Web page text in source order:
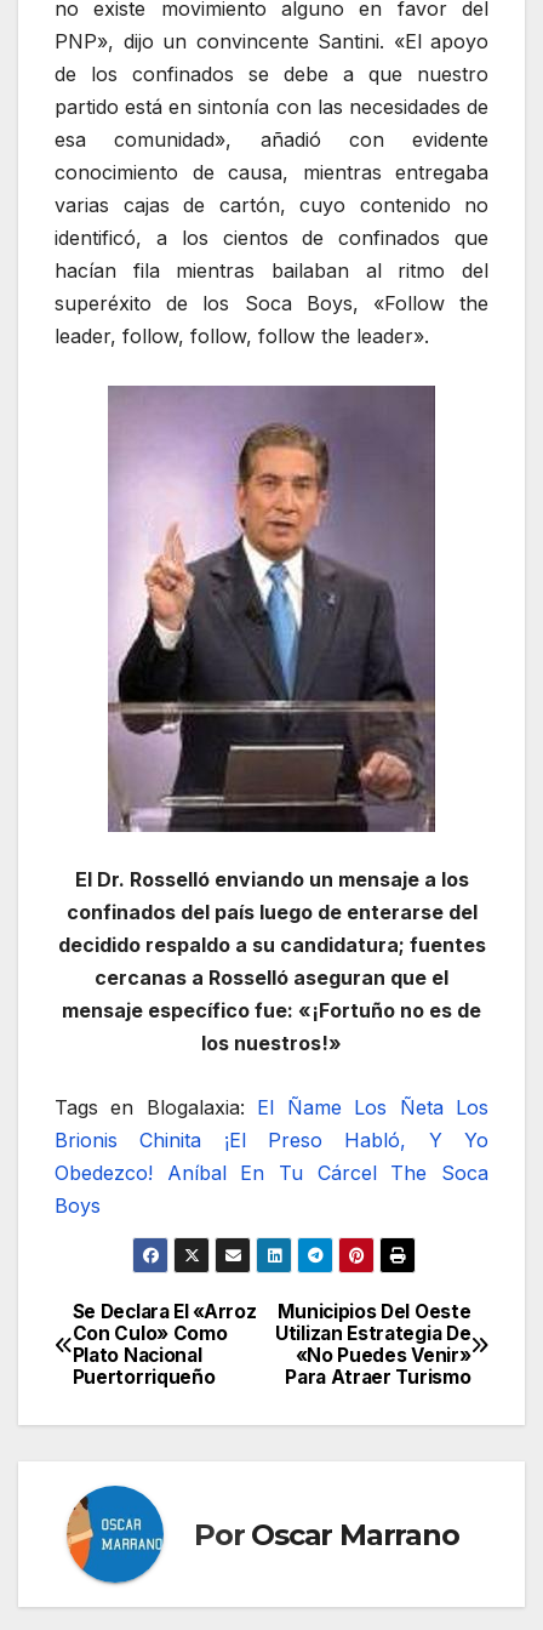
no existe movimiento alguno en favor del
PNP», dijo un convincente Santini. «El apoyo
de los confinados se debe a que nuestro
partido está en sintonía con las necesidades de
esa comunidad», añadió con evidente
conocimiento de causa, mientras entregaba
varias cajas de cartón, cuyo contenido no
identificó, a los cientos de confinados que
hacían fila mientras bailaban al ritmo del
superéxito de los Soca Boys, «Follow the
leader, follow, follow, follow the leader».
El Dr. Rosselló enviando un mensaje a los
confinados del país luego de enterarse del
decidido respaldo a su candidatura; fuentes
cercanas a Rosselló aseguran que el
mensaje específico fue: «¡Fortuño no es de
los nuestros!»
Tags en Blogalaxia: El Ñame Los Ñeta Los
Brionis Chinita
¡El Preso Habló, Y Yo
Obedezco!
Aníbal En Tu Cárcel
The Soca
Boys
Navegación
de
entradas
Municipios Del Oeste
Utilizan Estrategia De
«No Puedes Venir»
Para Atraer Turismo
Se Declara El «Arroz
Con Culo» Como
Plato Nacional
Puertorriqueño
Por Oscar Marrano